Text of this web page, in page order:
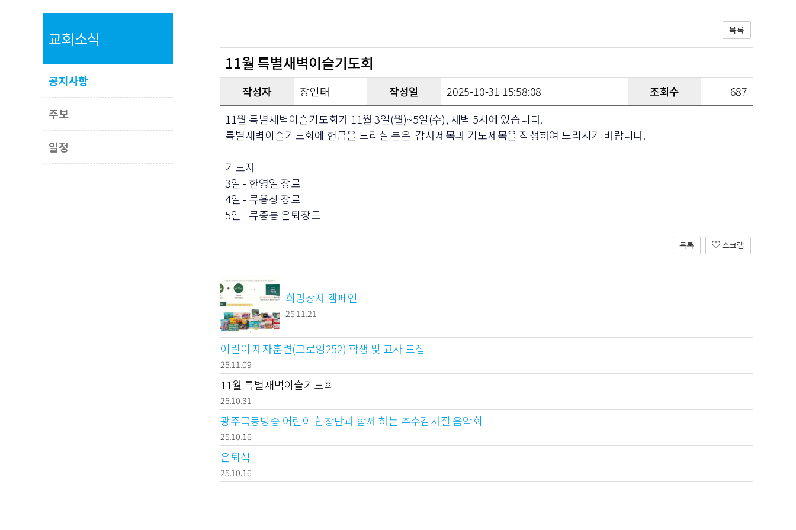
교회소식
공지사항
주보
일정
목록
11월 특별새벽이슬기도회
작성자 장인태 작성일 2025-10-31 15:58:08 조회수
687
11월 특별새벽이슬기도회가 11월 3일(월)~5일(수), 새벽 5시에 있습니다.
특별새벽이슬기도회에 헌금을 드리실 분은 감사제목과 기도제목을 작성하여 드리시기 바랍니다.
기도자
3일 - 한영일 장로
4일 - 류용상 장로
5일 - 류중봉 은퇴장로
목록 스크랩
희망상자 캠페인
25.11.21
어린이 제자훈련(그로잉252) 학생 및 교사 모집
25.11.09
11월 특별새벽이슬기도회
25.10.31
광주극동방송 어린이 합창단과 함께 하는 추수감사절 음악회
25.10.16
은퇴식
25.10.16